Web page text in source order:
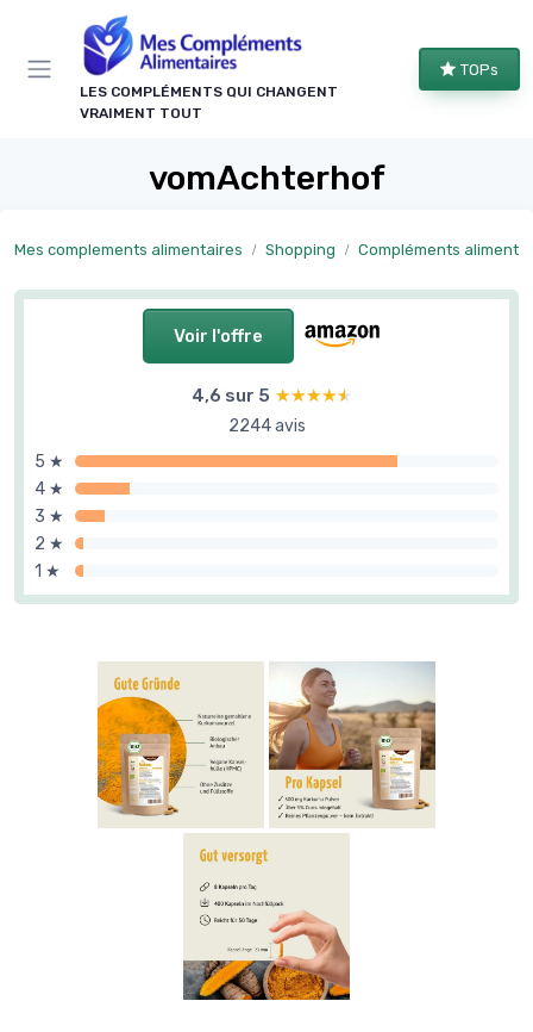
LES COMPLÉMENTS QUI CHANGENT
VRAIMENT TOUT
TOPs
vomAchterhof
Mes complements alimentaires Shopping Compléments alimentaires par
Voir l'offre
4,6 sur 5 ★★★★★
★★★★★
2244 avis
5 ★
4 ★
3 ★
2 ★
1 ★
Panneau de gestion des cookies